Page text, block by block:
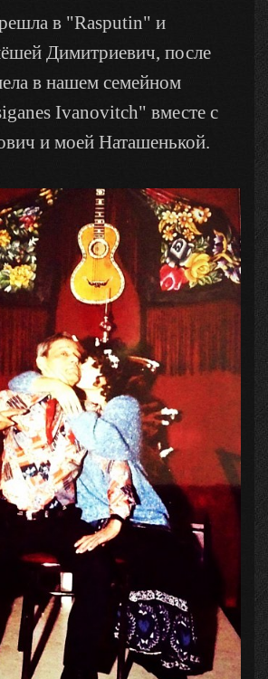
в "Rasputin" и
Димитриевич, после
в нашем семейном
Ivanovitch" вместе с
и моей Наташенькой.